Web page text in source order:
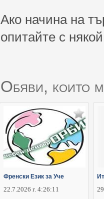
Ако начина на
опитайте с
Обяви, които
Френски Език за Уче
22.7.2026 г. 4:26:11